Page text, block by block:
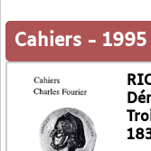
Cahiers -